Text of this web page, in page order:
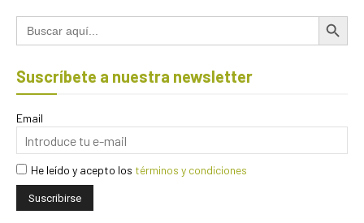
Buscar: Botón de
Suscríbete a nuestra newsletter
Email
He leído y acepto los términos y condiciones